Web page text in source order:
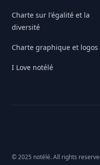
Charte sur l'égalité et la
diversité
Charte graphique et logos
I Love notélé
© 2025 notélé. All rights